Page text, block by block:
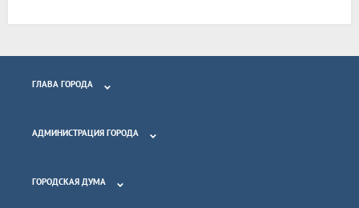
ГЛАВА ГОРОДА
АДМИНИСТРАЦИЯ ГОРОДА
ГОРОДСКАЯ ДУМА